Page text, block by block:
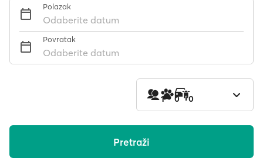
Polazak
Odaberite datum
Povratak
Odaberite datum
1 0 0
Pretraži